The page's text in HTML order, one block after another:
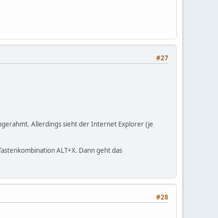
#27
Allerdings sieht der Internet Explorer (je
ALT+X. Dann geht das
#28